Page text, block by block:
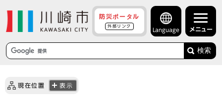
防災ポータル
外部リンク
Language メニュー
検索
現在位置 表示